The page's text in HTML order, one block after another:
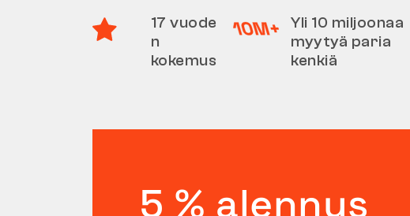
17 vuode
n
kokemus
Yli 10 miljoonaa
myytyä paria
kenkiä
5 % alennus